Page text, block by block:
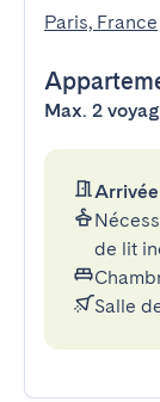
Paris, France
Max. 2
de lit
Salle